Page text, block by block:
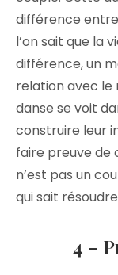
différence
l’on sait que la
différence, un
relation avec le
danse se voit
construire leur
faire preuve de
n’est pas un
qui sait
4 –